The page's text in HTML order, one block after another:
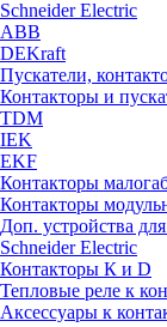
Schneider Electric
ABB
DEKraft
Пускатели,
Контакторы и
TDM
IEK
EKF
Контакторы
Контакторы
Доп. устройства
Schneider Electric
Контакторы К и D
Тепловые реле к
Аксессуары к